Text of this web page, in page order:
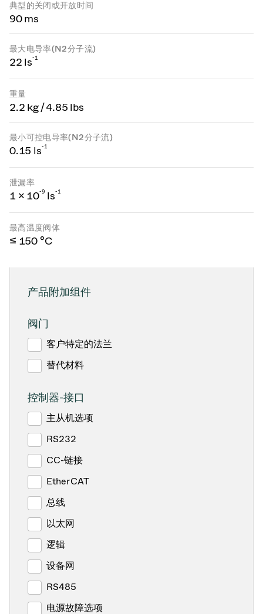
典型的关闭或开放时间
90 ms
最大电导率(N2分子流)
22 ls-1
重量
2.2 kg / 4.85 lbs
最小可控电导率(N2分子流)
0.15 ls-1
泄漏率
1 × 10-9 ls-1
最高温度阀体
≤ 150 °C
产品附加组件
阀门
客户特定的法兰
替代材料
控制器-接口
主从机选项
RS232
CC-链接
EtherCAT
总线
以太网
逻辑
设备网
RS485
电源故障选项